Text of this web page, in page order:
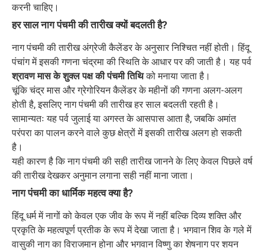
करनी चाहिए।
हर साल नाग पंचमी की तारीख क्यों बदलती है?
नाग पंचमी की तारीख अंग्रेजी कैलेंडर के अनुसार निश्चित नहीं होती। हिंदू
पंचांग में इसकी गणना चंद्रमा की स्थिति के आधार पर की जाती है। यह पर्व
श्रावण मास के शुक्ल पक्ष की पंचमी तिथिको मनाया जाता है।
चूंकि चंद्र मास और ग्रेगोरियन कैलेंडर के महीनों की गणना अलग-अलग
होती है, इसलिए नाग पंचमी की तारीख हर साल बदलती रहती है।
सामान्यतः यह पर्व जुलाई या अगस्त के आसपास आता है, जबकि अमांत
परंपरा का पालन करने वाले कुछ क्षेत्रों में इसकी तारीख अलग हो सकती
है।
यही कारण है कि नाग पंचमी की सही तारीख जानने के लिए केवल पिछले वर्ष
की तारीख देखकर अनुमान लगाना सही नहीं माना जाता।
नाग पंचमी का धार्मिक महत्व क्या है?
हिंदू धर्म में नागों को केवल एक जीव के रूप में नहीं बल्कि दिव्य शक्ति और
प्रकृति के महत्वपूर्ण प्रतीक के रूप में देखा जाता है। भगवान शिव के गले में
वासुकी नाग का विराजमान होना और भगवान विष्णु का शेषनाग पर शयन